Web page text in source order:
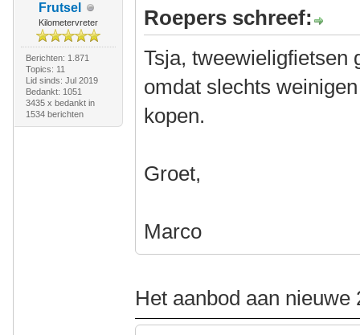
Frutsel
Kilometervreter
Berichten: 1.871
Topics: 11
Lid sinds: Jul 2019
Bedankt: 1051
3435 x bedankt in
1534 berichten
Roepers schreef:
Tsja, tweewieligfietsen
omdat slechts
kopen.
Groet,
Marco
Het aanbod aan